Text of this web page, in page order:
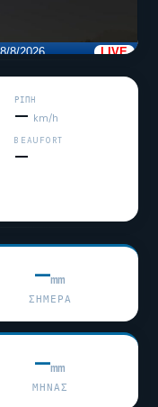
ΡΙΠΉ
— km/h
BEAUFORT
—
—mm
ΣΉΜΕΡΑ
—mm
ΜΉΝΑΣ